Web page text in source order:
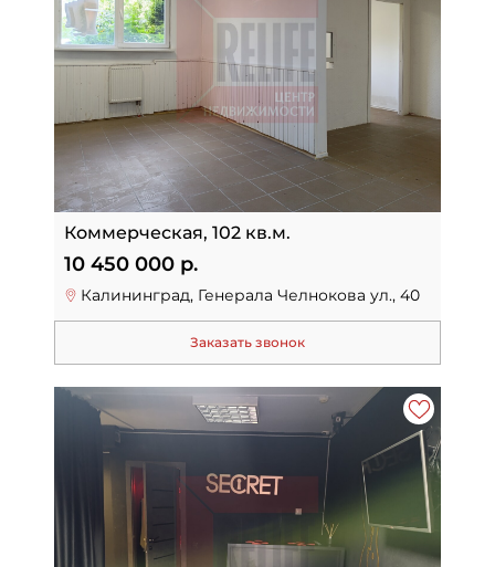
Коммерческая, 102 кв.м.
10 450 000 р.
Калининград, Генерала Челнокова ул., 40
Заказать звонок